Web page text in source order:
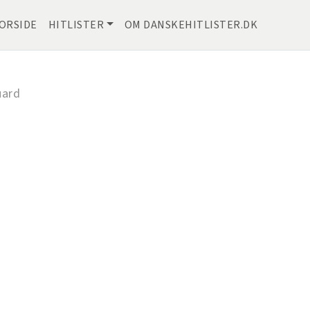
HITLISTER OM DANSKEHITLISTER.DK